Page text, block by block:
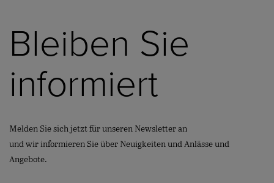
Bleiben Sie
informiert
Melden Sie sich jetzt für unseren Newsletter an
und wir informieren Sie über Neuigkeiten und Anlässe und
Angebote.